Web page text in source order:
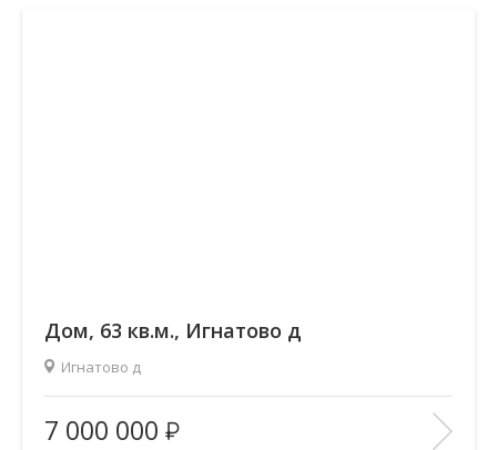
Дом, 63 кв.м., Игнатово д
Игнатово д
Площадь(общ. /жил. /кухня), м2:
63/36/15
Количество комнат:
—
7 000 000